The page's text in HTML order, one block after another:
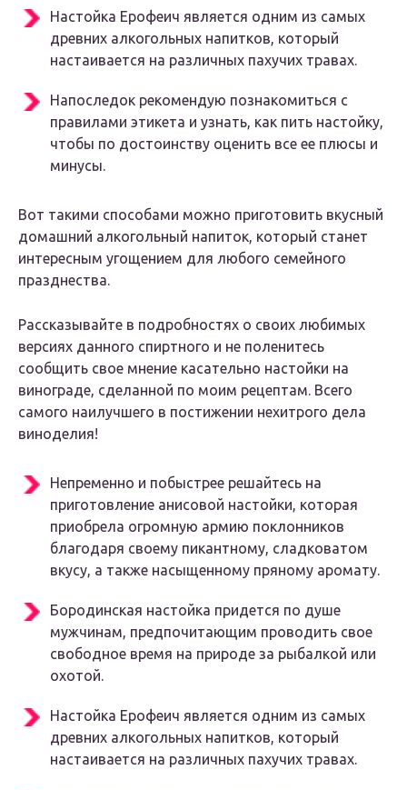
Настойка Ерофеич является одним из самых
древних алкогольных напитков, который
настаивается на различных пахучих травах.
Напоследок рекомендую познакомиться с
правилами этикета и узнать, как пить настойку,
чтобы по достоинству оценить все ее плюсы и
минусы.
Вот такими способами можно приготовить вкусный
домашний алкогольный напиток, который станет
интересным угощением для любого семейного
празднества.
Рассказывайте в подробностях о своих любимых
версиях данного спиртного и не поленитесь
сообщить свое мнение касательно настойки на
винограде, сделанной по моим рецептам. Всего
самого наилучшего в постижении нехитрого дела
виноделия!
Непременно и побыстрее решайтесь на
приготовление анисовой настойки, которая
приобрела огромную армию поклонников
благодаря своему пикантному, сладковатом
вкусу, а также насыщенному пряному аромату.
Бородинская настойка придется по душе
мужчинам, предпочитающим проводить свое
свободное время на природе за рыбалкой или
охотой.
Настойка Ерофеич является одним из самых
древних алкогольных напитков, который
настаивается на различных пахучих травах.